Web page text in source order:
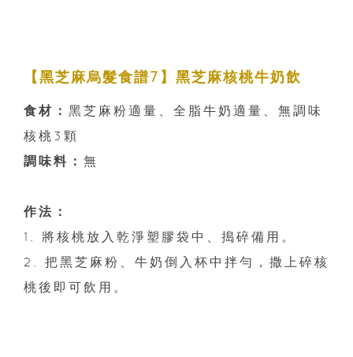
【黑芝麻烏髮食譜7】黑芝麻核桃牛奶飲
食材： 黑芝麻粉適量、全脂牛奶適量、無調味
核桃3顆
調味料： 無
作法：
1. 將核桃放入乾淨塑膠袋中、搗碎備用。
2. 把黑芝麻粉、牛奶倒入杯中拌勻，撒上碎核
桃後即可飲用。